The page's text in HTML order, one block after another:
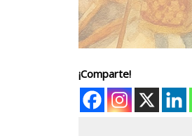
¡Comparte!